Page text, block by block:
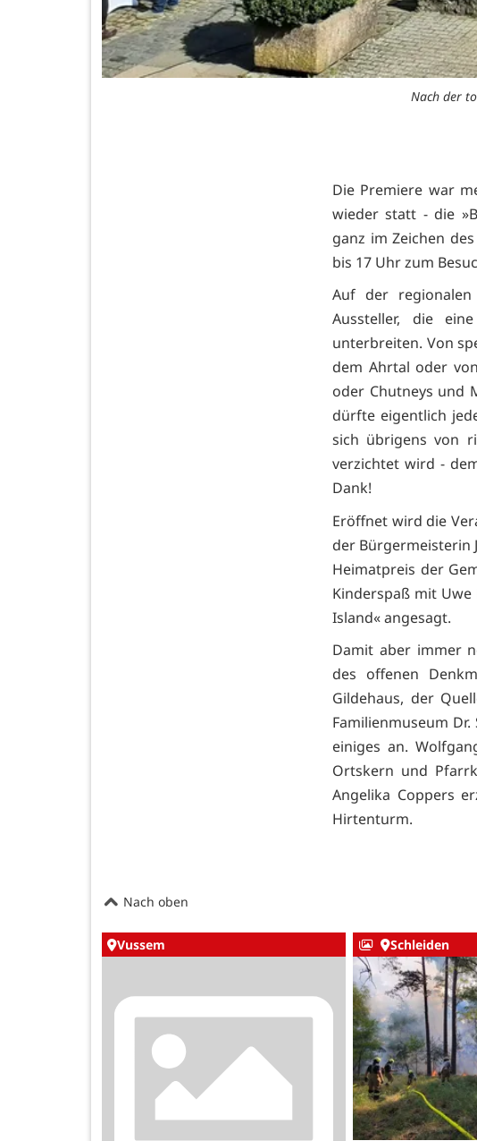
Nach der
Die Premiere war
wieder statt - die
ganz im Zeichen
bis 17 Uhr zum
Auf der
Aussteller, die
unterbreiten. Von
dem Ahrtal oder
oder Chutneys und
dürfte eigentlich
sich übrigens von
verzichtet wird -
Dank!
Eröffnet wird die
der Bürgermeisterin
Heimatpreis der
Kinderspaß mit Uwe
Island« angesagt.
Damit aber immer
des offenen
Gildehaus, der
Familienmuseum
einiges an.
Ortskern und
Angelika Coppers
Hirtenturm.
Nach oben
Vussem Schleiden